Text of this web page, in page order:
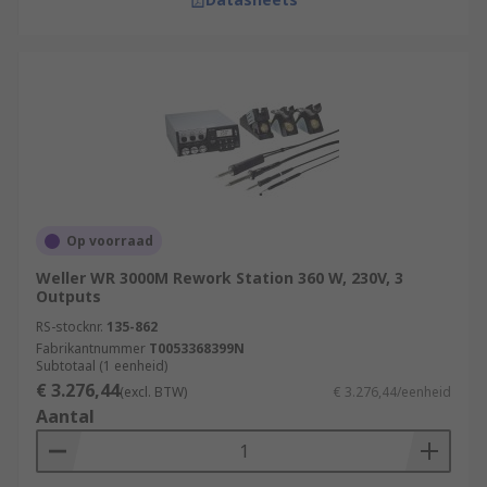
Op voorraad
Weller WR 3000M Rework Station 360 W, 230V, 3
Outputs
RS-stocknr. 135-862
Fabrikantnummer T0053368399N
Subtotaal (1 eenheid)
€ 3.276,44(excl. BTW) € 3.276,44/eenheid
Aantal